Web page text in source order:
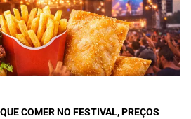
COMER NO FESTIVAL, PREÇOS